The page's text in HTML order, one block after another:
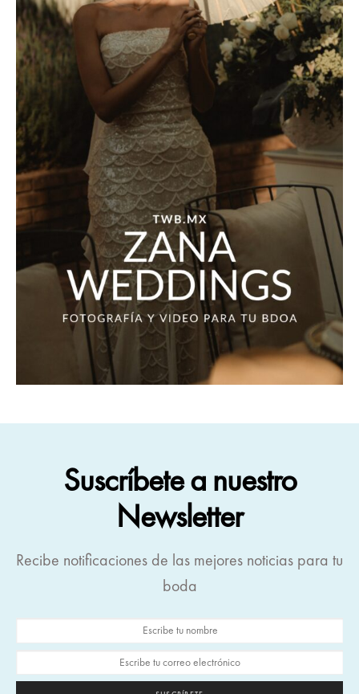
Suscríbete a nuestro
Newsletter
Recibe notificaciones de las mejores noticias para tu
boda